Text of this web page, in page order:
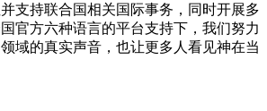
支持联合国相关国际事务，同时开展多
官方六种语言的平台支持下，我们努力
域的真实声音，也让更多人看见神在当